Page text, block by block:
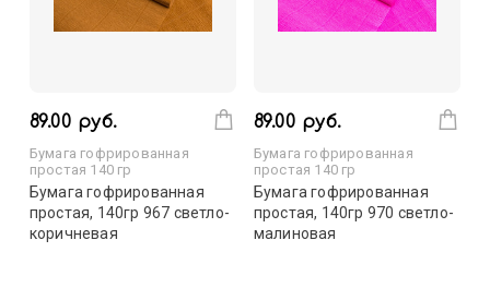
89.00 руб.
Бумага гофрированная
простая 140 гр
Бумага гофрированная
простая, 140гр 967 светло-
коричневая
89.00 руб.
Бумага гофрированная
простая 140 гр
Бумага гофрированная
простая, 140гр 970 светло-
малиновая